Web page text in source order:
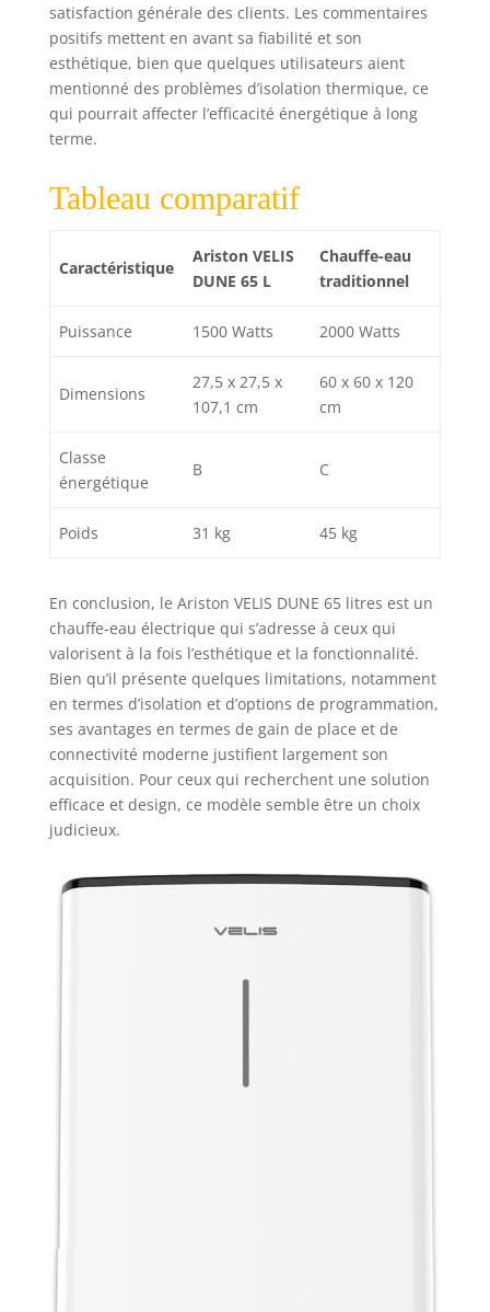
satisfaction générale des clients. Les commentaires
positifs mettent en avant sa fiabilité et son
esthétique, bien que quelques utilisateurs aient
mentionné des problèmes d’isolation thermique, ce
qui pourrait affecter l’efficacité énergétique à long
terme.
Tableau comparatif
Caractéristique
Ariston VELIS
DUNE 65 L
Chauffe-eau
traditionnel
Puissance 1500 Watts 2000 Watts
Dimensions
27,5 x 27,5 x
107,1 cm
60 x 60 x 120
cm
Classe
énergétique
B C
Poids 31 kg 45 kg
En conclusion, le Ariston VELIS DUNE 65 litres est un
chauffe-eau électrique qui s’adresse à ceux qui
valorisent à la fois l’esthétique et la fonctionnalité.
Bien qu’il présente quelques limitations, notamment
en termes d’isolation et d’options de programmation,
ses avantages en termes de gain de place et de
connectivité moderne justifient largement son
acquisition. Pour ceux qui recherchent une solution
efficace et design, ce modèle semble être un choix
judicieux.